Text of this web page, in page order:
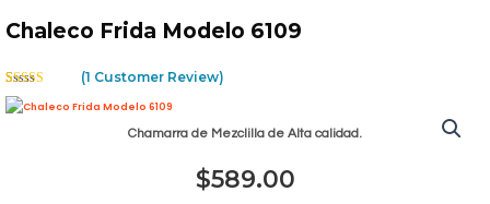
Chaleco Frida Modelo 6109
Rated
Out Of 5
1
(1 Customer Review)
Chamarra de Mezclilla de Alta calidad.
$589.00